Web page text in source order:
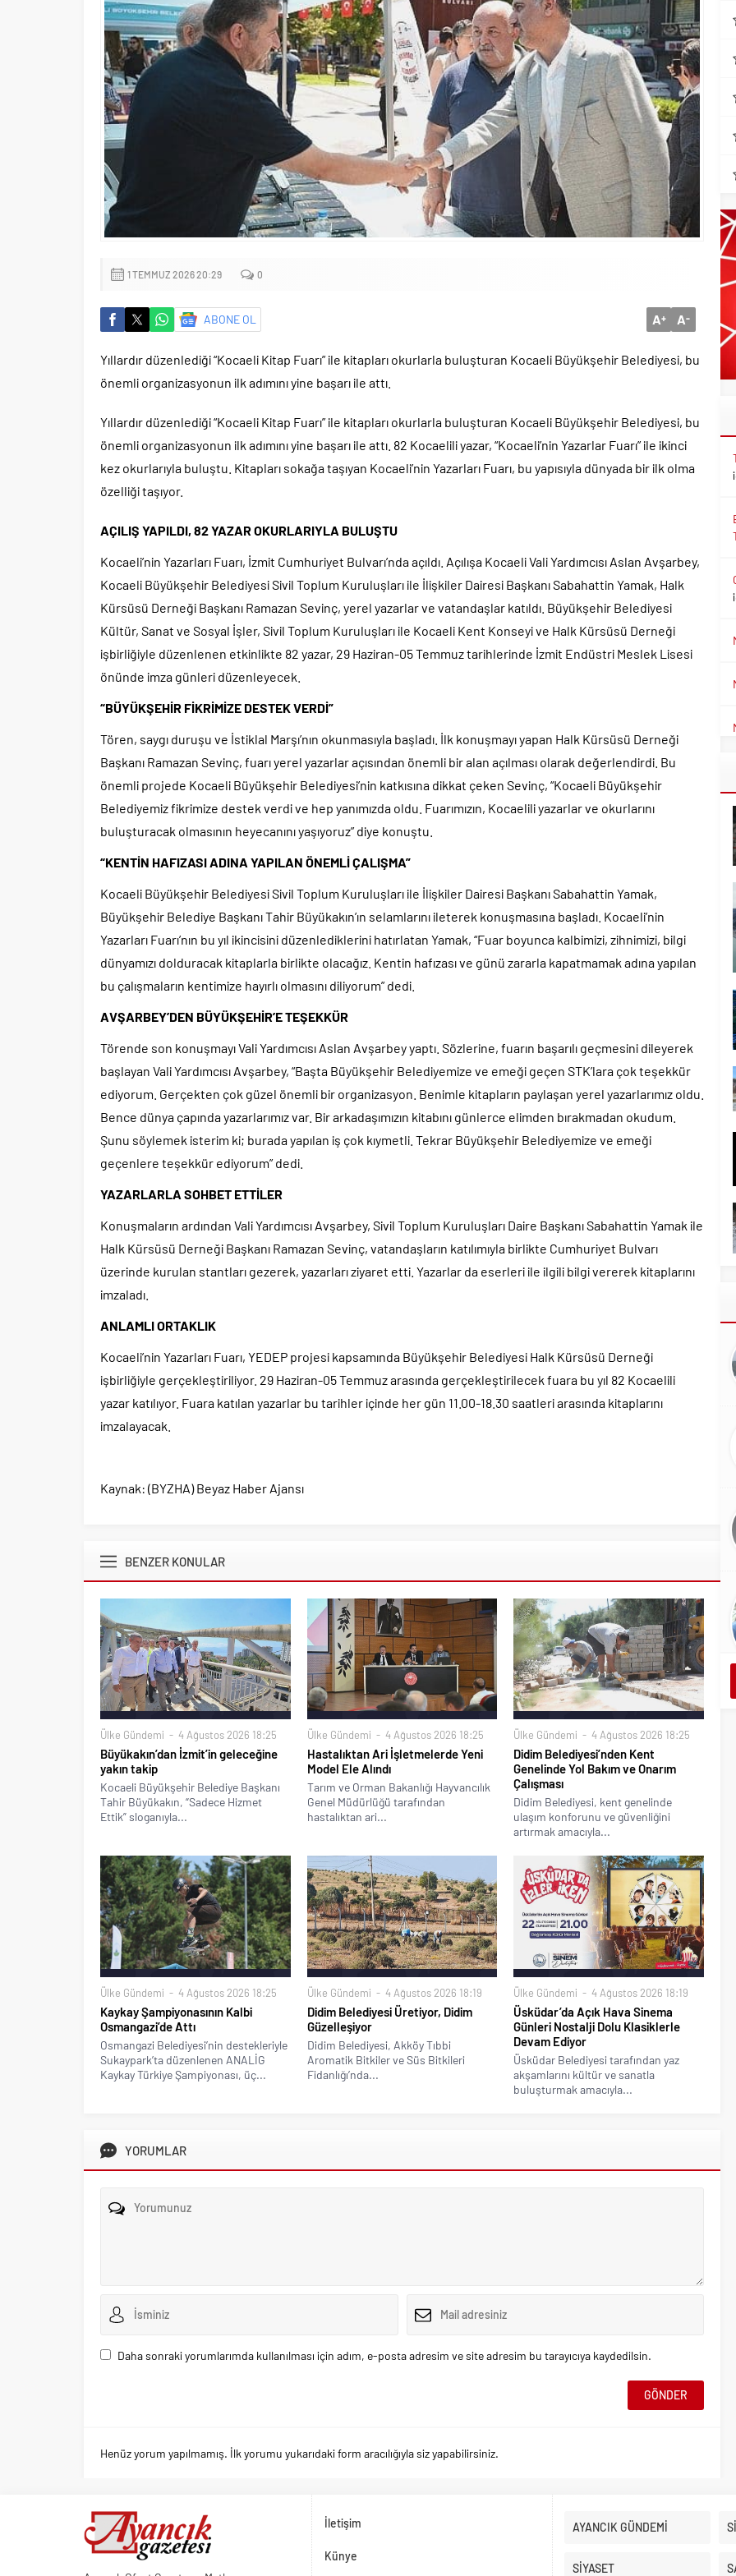
1 TEMMUZ 2026 20:29 0
ABONE OL A+ A-
Yıllardır düzenlediği “Kocaeli Kitap Fuarı” ile kitapları okurlarla buluşturan Kocaeli Büyükşehir Belediyesi, bu
önemli organizasyonun ilk adımını yine başarı ile attı.
Yıllardır düzenlediği “Kocaeli Kitap Fuarı” ile kitapları okurlarla buluşturan Kocaeli Büyükşehir Belediyesi, bu
önemli organizasyonun ilk adımını yine başarı ile attı. 82 Kocaelili yazar, “Kocaeli’nin Yazarlar Fuarı” ile ikinci
kez okurlarıyla buluştu. Kitapları sokağa taşıyan Kocaeli’nin Yazarları Fuarı, bu yapısıyla dünyada bir ilk olma
özelliği taşıyor.
AÇILIŞ YAPILDI, 82 YAZAR OKURLARIYLA BULUŞTU
Kocaeli’nin Yazarları Fuarı, İzmit Cumhuriyet Bulvarı’nda açıldı. Açılışa Kocaeli Vali Yardımcısı Aslan Avşarbey,
Kocaeli Büyükşehir Belediyesi Sivil Toplum Kuruluşları ile İlişkiler Dairesi Başkanı Sabahattin Yamak, Halk
Kürsüsü Derneği Başkanı Ramazan Sevinç, yerel yazarlar ve vatandaşlar katıldı. Büyükşehir Belediyesi
Kültür, Sanat ve Sosyal İşler, Sivil Toplum Kuruluşları ile Kocaeli Kent Konseyi ve Halk Kürsüsü Derneği
işbirliğiyle düzenlenen etkinlikte 82 yazar, 29 Haziran-05 Temmuz tarihlerinde İzmit Endüstri Meslek Lisesi
önünde imza günleri düzenleyecek.
“BÜYÜKŞEHİR FİKRİMİZE DESTEK VERDİ”
Tören, saygı duruşu ve İstiklal Marşı’nın okunmasıyla başladı. İlk konuşmayı yapan Halk Kürsüsü Derneği
Başkanı Ramazan Sevinç, fuarı yerel yazarlar açısından önemli bir alan açılması olarak değerlendirdi. Bu
önemli projede Kocaeli Büyükşehir Belediyesi’nin katkısına dikkat çeken Sevinç, “Kocaeli Büyükşehir
Belediyemiz fikrimize destek verdi ve hep yanımızda oldu. Fuarımızın, Kocaelili yazarlar ve okurlarını
buluşturacak olmasının heyecanını yaşıyoruz” diye konuştu.
“KENTİN HAFIZASI ADINA YAPILAN ÖNEMLİ ÇALIŞMA”
Kocaeli Büyükşehir Belediyesi Sivil Toplum Kuruluşları ile İlişkiler Dairesi Başkanı Sabahattin Yamak,
Büyükşehir Belediye Başkanı Tahir Büyükakın’ın selamlarını ileterek konuşmasına başladı. Kocaeli’nin
Yazarları Fuarı’nın bu yıl ikincisini düzenlediklerini hatırlatan Yamak, “Fuar boyunca kalbimizi, zihnimizi, bilgi
dünyamızı dolduracak kitaplarla birlikte olacağız. Kentin hafızası ve günü zararla kapatmamak adına yapılan
bu çalışmaların kentimize hayırlı olmasını diliyorum” dedi.
AVŞARBEY’DEN BÜYÜKŞEHİR’E TEŞEKKÜR
Törende son konuşmayı Vali Yardımcısı Aslan Avşarbey yaptı. Sözlerine, fuarın başarılı geçmesini dileyerek
başlayan Vali Yardımcısı Avşarbey, “Başta Büyükşehir Belediyemize ve emeği geçen STK’lara çok teşekkür
ediyorum. Gerçekten çok güzel önemli bir organizasyon. Benimle kitapların paylaşan yerel yazarlarımız oldu.
Bence dünya çapında yazarlarımız var. Bir arkadaşımızın kitabını günlerce elimden bırakmadan okudum.
Şunu söylemek isterim ki; burada yapılan iş çok kıymetli. Tekrar Büyükşehir Belediyemize ve emeği
geçenlere teşekkür ediyorum” dedi.
YAZARLARLA SOHBET ETTİLER
Konuşmaların ardından Vali Yardımcısı Avşarbey, Sivil Toplum Kuruluşları Daire Başkanı Sabahattin Yamak ile
Halk Kürsüsü Derneği Başkanı Ramazan Sevinç, vatandaşların katılımıyla birlikte Cumhuriyet Bulvarı
üzerinde kurulan stantları gezerek, yazarları ziyaret etti. Yazarlar da eserleri ile ilgili bilgi vererek kitaplarını
imzaladı.
ANLAMLI ORTAKLIK
Kocaeli’nin Yazarları Fuarı, YEDEP projesi kapsamında Büyükşehir Belediyesi Halk Kürsüsü Derneği
işbirliğiyle gerçekleştiriliyor. 29 Haziran-05 Temmuz arasında gerçekleştirilecek fuara bu yıl 82 Kocaelili
yazar katılıyor. Fuara katılan yazarlar bu tarihler içinde her gün 11.00-18.30 saatleri arasında kitaplarını
imzalayacak.
Kaynak: (BYZHA) Beyaz Haber Ajansı
BENZER KONULAR
Ülke Gündemi 4 Ağustos 2026 18:25
Büyükakın’dan İzmit’in geleceğine
yakın takip
Kocaeli Büyükşehir Belediye Başkanı
Tahir Büyükakın, “Sadece Hizmet
Ettik” sloganıyla...
Ülke Gündemi 4 Ağustos 2026 18:25
Hastalıktan Ari İşletmelerde Yeni
Model Ele Alındı
Tarım ve Orman Bakanlığı Hayvancılık
Genel Müdürlüğü tarafından
hastalıktan ari...
Ülke Gündemi 4 Ağustos 2026 18:25
Didim Belediyesi’nden Kent
Genelinde Yol Bakım ve Onarım
Çalışması
Didim Belediyesi, kent genelinde
ulaşım konforunu ve güvenliğini
artırmak amacıyla...
Ülke Gündemi 4 Ağustos 2026 18:25
Kaykay Şampiyonasının Kalbi
Osmangazi’de Attı
Osmangazi Belediyesi’nin destekleriyle
Sukaypark’ta düzenlenen ANALİG
Kaykay Türkiye Şampiyonası, üç...
Ülke Gündemi 4 Ağustos 2026 18:19
Didim Belediyesi Üretiyor, Didim
Güzelleşiyor
Didim Belediyesi, Akköy Tıbbi
Aromatik Bitkiler ve Süs Bitkileri
Fidanlığı’nda...
Ülke Gündemi 4 Ağustos 2026 18:19
Üsküdar’da Açık Hava Sinema
Günleri Nostalji Dolu Klasiklerle
Devam Ediyor
Üsküdar Belediyesi tarafından yaz
akşamlarını kültür ve sanatla
buluşturmak amacıyla...
YORUMLAR
Daha sonraki yorumlarımda kullanılması için adım, e-posta adresim ve site adresim bu tarayıcıya kaydedilsin.
Henüz yorum yapılmamış. İlk yorumu yukarıdaki form aracılığıyla siz yapabilirsiniz.
İletişim
Künye
AYANCIK GÜNDEMİ
SİYASET